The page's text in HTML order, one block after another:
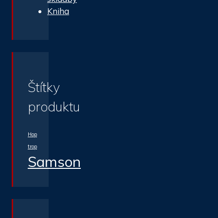
Kniha
Štítky
produktu
Hop
trop
Samson